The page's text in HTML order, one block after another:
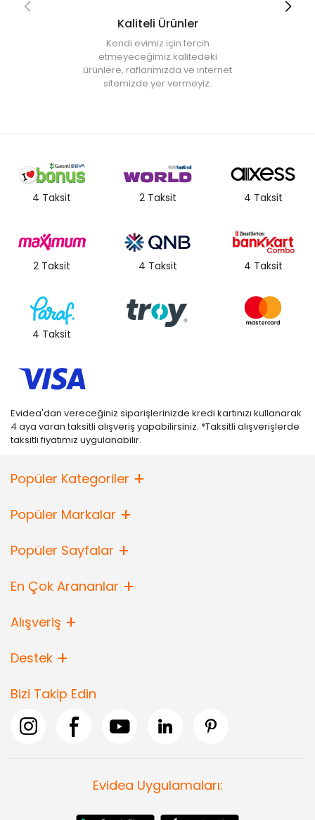
Kaliteli Ürünler
Kendi evimiz için tercih
etmeyeceğimiz kalitedeki
ürünlere, raflarımızda ve internet
sitemizde yer vermeyiz.
4 Taksit 2 Taksit 4 Taksit
2 Taksit 4 Taksit 4 Taksit
4 Taksit
Evidea'dan vereceğiniz siparişlerinizde kredi kartınızı kullanarak
4 aya varan taksitli alışveriş yapabilirsiniz. *Taksitli alışverişlerde
taksitli fiyatımız uygulanabilir.
Popüler Kategoriler
Popüler Markalar
Popüler Sayfalar
En Çok Arananlar
Alışveriş
Destek
Bizi Takip Edin
Evidea Uygulamaları: